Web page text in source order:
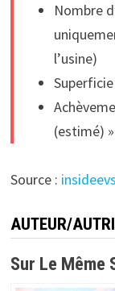
Nombre
l’usine)
(estimé) »
Source :
AUTEUR/
Sur Le Même